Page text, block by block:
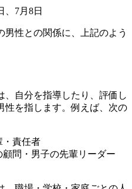
、7月8日
男性との関係に、上記のよう
、自分を指導したり、評価し
性を指します。例えば、次の
・責任者
問・男子の先輩リーダー